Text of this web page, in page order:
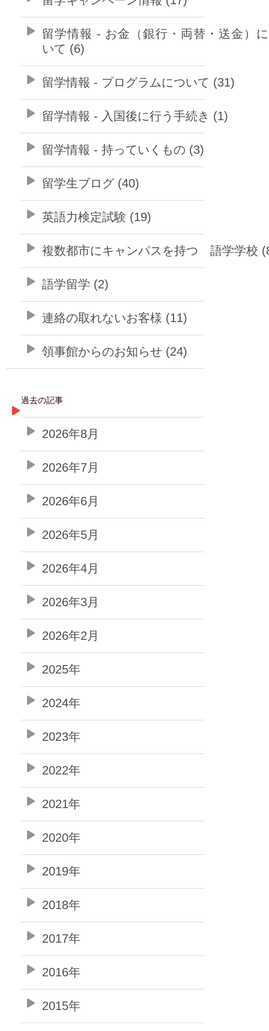
留学情報 - お金（銀行・両替・送金）
いて (6)
留学情報 - プログラムについて (31)
留学情報 - 入国後に行う手続き (1)
留学情報 - 持っていくもの (3)
留学生ブログ (40)
英語力検定試験 (19)
複数都市にキャンパスを持つ 語学学校
語学留学 (2)
連絡の取れないお客様 (11)
領事館からのお知らせ (24)
過去の記事
2026年8月
2026年7月
2026年6月
2026年5月
2026年4月
2026年3月
2026年2月
2025年
2024年
2023年
2022年
2021年
2020年
2019年
2018年
2017年
2016年
2015年